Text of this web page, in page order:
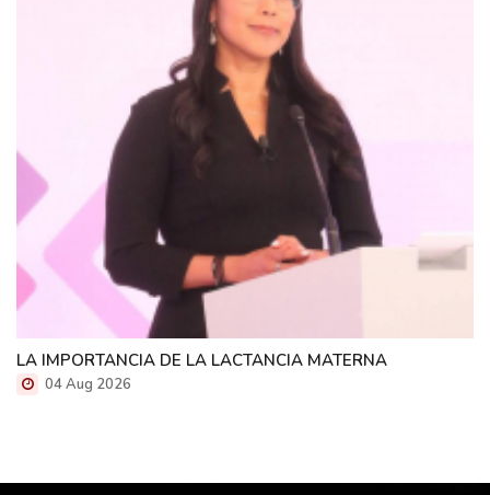
LA IMPORTANCIA DE LA LACTANCIA MATERNA
04 Aug 2026